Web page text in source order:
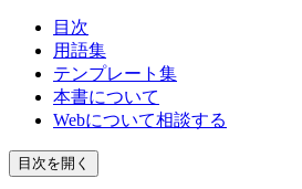
目次
用語集
テンプレート集
本書について
Webについて相談する
目次を開く